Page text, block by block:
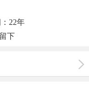
22年
下